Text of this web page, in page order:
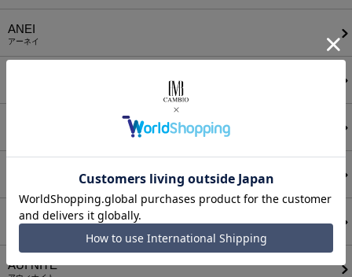
ANEI
アーネイ
ATTACHMENT
AUI NITE